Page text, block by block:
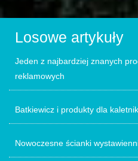
Losowe artykuły
Jeden z najbardziej znanych
reklamowych
Batkiewicz i produkty dla
Nowoczesne ścianki